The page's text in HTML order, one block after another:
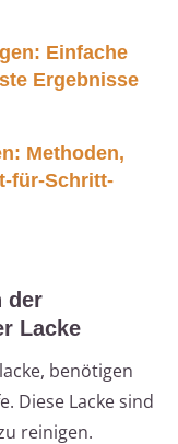
Einfache
Ergebnisse
Methoden,
für-Schritt-
der
Lacke
benötigen
Diese Lacke sind
reinigen.